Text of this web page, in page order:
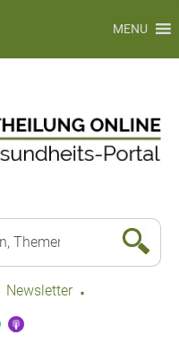
Newsletter ·
MENU